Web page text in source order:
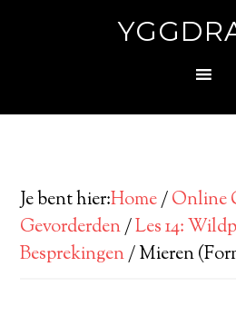
Je bent hier:Home/Online
Gevorderden/Les 14:
Besprekingen/Mieren